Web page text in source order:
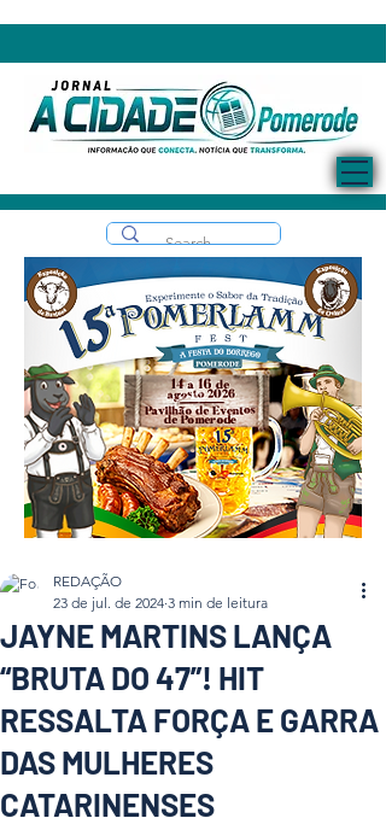
JAYNE MARTINS LANÇA
“BRUTA DO 47”! HIT
RESSALTA FORÇA E GARRA
DAS MULHERES
CATARINENSES
REDAÇÃO
23 de jul. de 2024 3 min de leitura